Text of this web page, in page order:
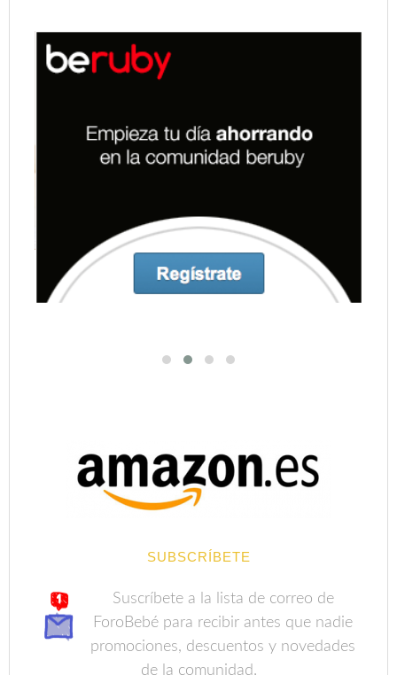
SUBSCRÍBETE
Suscríbete a la lista de correo de
ForoBebé para recibir antes que nadie
promociones, descuentos y novedades
de la comunidad.